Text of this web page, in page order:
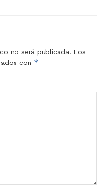
no será publicada. Los
con *